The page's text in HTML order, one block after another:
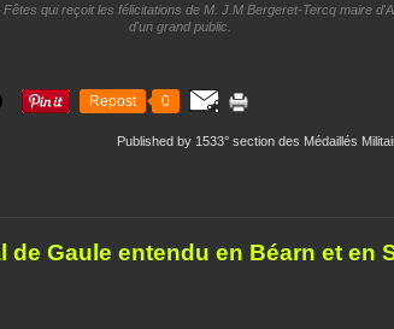
qui reçoit les félicitations de M. J.M Bergeret-Tercq maire
d'un grand public.
Repost 0
Published by 1533° section des Médaillés
de Gaule entendu en Béarn et en